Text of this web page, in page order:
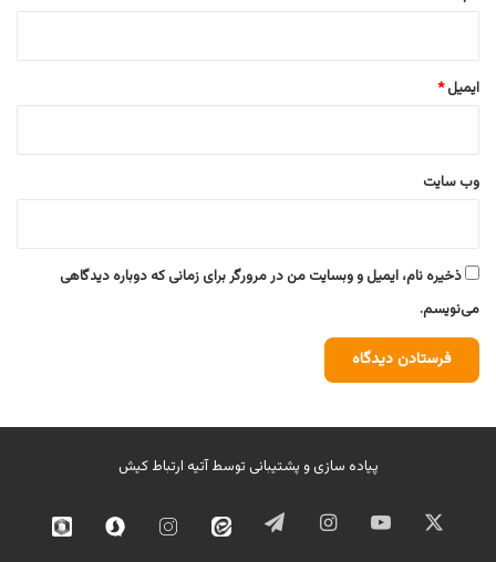
ایمیل*
وب‌ سایت
ذخیره نام، ایمیل و وبسایت من در مرورگر برای زمانی که دوباره دیدگاهی
می‌نویسم.
پیاده سازی و پشتیبانی توسطآتیه ارتباط کیش
ایکس یوتیوب اینستاگرامتلگرام ایتا اینستاگرامسروش